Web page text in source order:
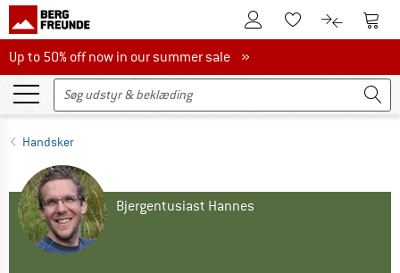
Til kundekontoenTil huskesedlen.
Til Til
Up to 50% off now in our summer sale
Up to 50% off now in our summer sale »
Handsker
Bjergentusiast Hannes